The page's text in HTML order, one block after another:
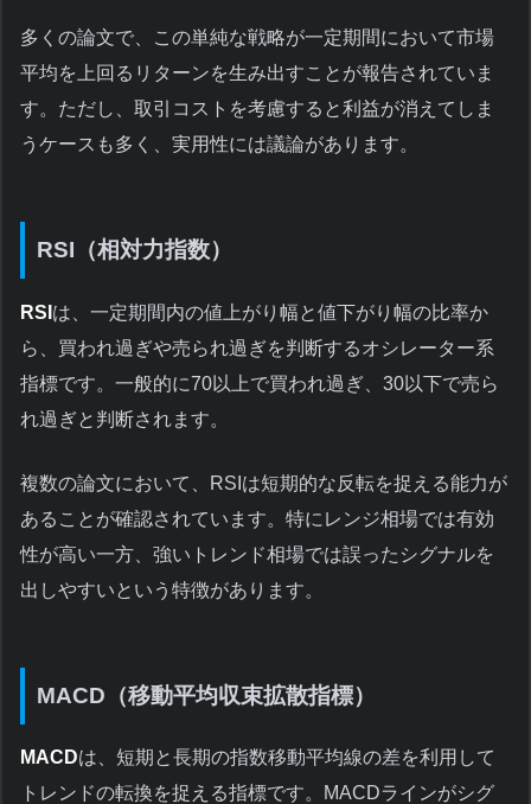
多くの論文で、この単純な戦略が一定期間において市場
平均を上回るリターンを生み出すことが報告されていま
す。ただし、取引コストを考慮すると利益が消えてしま
うケースも多く、実用性には議論があります。
RSI（相対力指数）
RSI は、一定期間内の値上がり幅と値下がり幅の比率か
ら、買われ過ぎや売られ過ぎを判断するオシレーター系
指標です。一般的に70以上で買われ過ぎ、30以下で売ら
れ過ぎと判断されます。
複数の論文において、RSIは短期的な反転を捉える能力が
あることが確認されています。特にレンジ相場では有効
性が高い一方、強いトレンド相場では誤ったシグナルを
出しやすいという特徴があります。
MACD（移動平均収束拡散指標）
MACDは、短期と長期の指数移動平均線の差を利用して
トレンドの転換を捉える指標です。MACDラインがシグ